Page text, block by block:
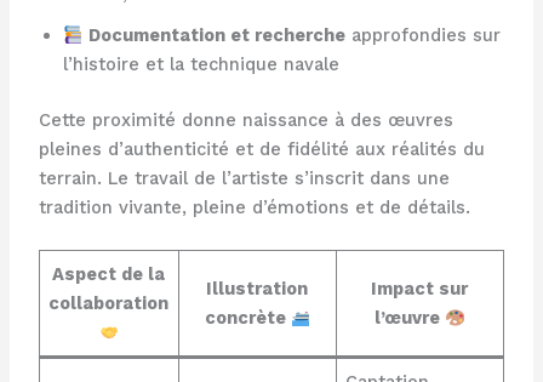
Documentation et recherche approfondies sur
l’histoire et la technique navale
Cette proximité donne naissance à des œuvres
pleines d’authenticité et de fidélité aux réalités du
terrain. Le travail de l’artiste s’inscrit dans une
tradition vivante, pleine d’émotions et de détails.
Aspect de la
collaboration
Illustration
concrète
Impact sur
l’œuvre